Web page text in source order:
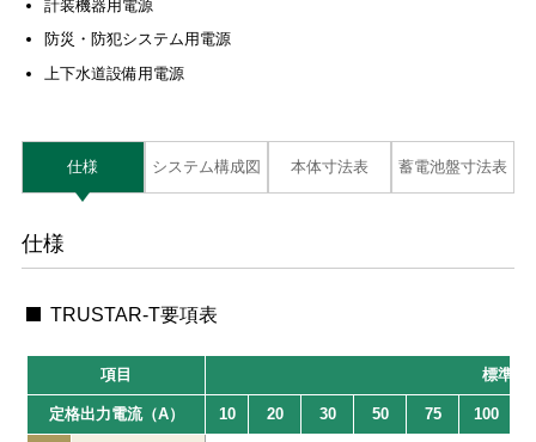
計装機器用電源
防災・防犯システム用電源
上下水道設備用電源
仕様 システム構成図 本体寸法表 蓄電池盤寸法表
仕様
TRUSTAR-T要項表
項目 標準仕
定格出力電流（A） 10 20 30 50 75 100